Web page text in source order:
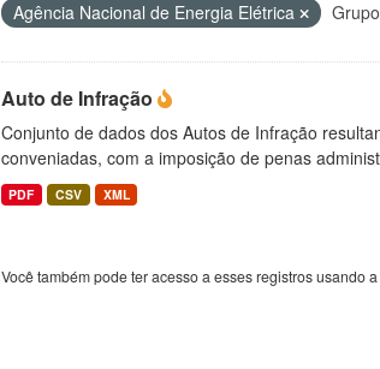
Agência Nacional de Energia Elétrica
Auto de Infração
Conjunto de dados dos Autos de Infração
conveniadas, com a imposição de penas
PDF CSV XML
Você também pode ter acesso a esses registros usando a